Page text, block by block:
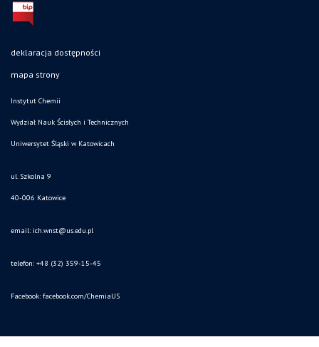
deklaracja dostępności
mapa strony
Instytut Chemii
Wydział Nauk Ścisłych i Technicznych
Uniwersytet Śląski w Katowicach
ul. Szkolna 9
40-006 Katowice
email: ich.wnst@us.edu.pl
telefon: +48 (32) 359-15-45
Facebook: facebook.com/ChemiaUS